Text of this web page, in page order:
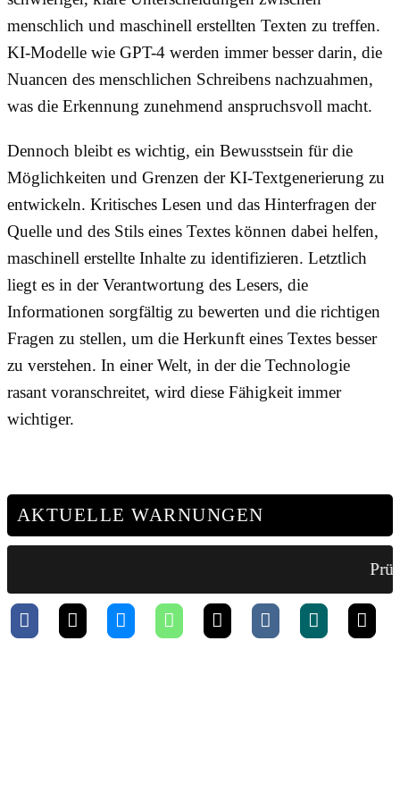
menschlich und maschinell erstellten Texten zu treffen.
KI-Modelle wie GPT-4 werden immer besser darin, die
Nuancen des menschlichen Schreibens nachzuahmen,
was die Erkennung zunehmend anspruchsvoll macht.
Dennoch bleibt es wichtig, ein Bewusstsein für die
Möglichkeiten und Grenzen der KI-Textgenerierung zu
entwickeln. Kritisches Lesen und das Hinterfragen der
Quelle und des Stils eines Textes können dabei helfen,
maschinell erstellte Inhalte zu identifizieren. Letztlich
liegt es in der Verantwortung des Lesers, die
Informationen sorgfältig zu bewerten und die richtigen
Fragen zu stellen, um die Herkunft eines Textes besser
zu verstehen. In einer Welt, in der die Technologie
rasant voranschreitet, wird diese Fähigkeit immer
wichtiger.
AKTUELLE WARNUNGEN